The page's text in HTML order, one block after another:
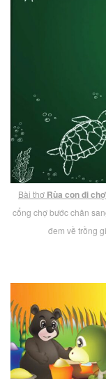
Bài thơ Rùa con đi chợ
cổng chợ bước chân
đem về trồng